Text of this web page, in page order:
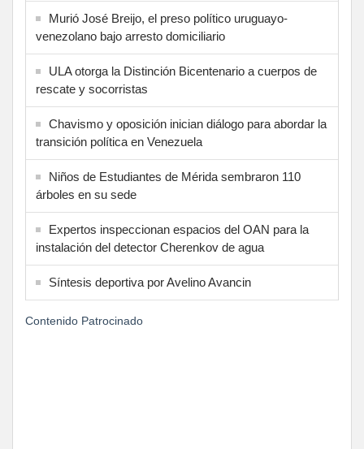
Murió José Breijo, el preso político uruguayo-
venezolano bajo arresto domiciliario
ULA otorga la Distinción Bicentenario a cuerpos de
rescate y socorristas
Chavismo y oposición inician diálogo para abordar la
transición política en Venezuela
Niños de Estudiantes de Mérida sembraron 110
árboles en su sede
Expertos inspeccionan espacios del OAN para la
instalación del detector Cherenkov de agua
Síntesis deportiva por Avelino Avancin
Contenido Patrocinado